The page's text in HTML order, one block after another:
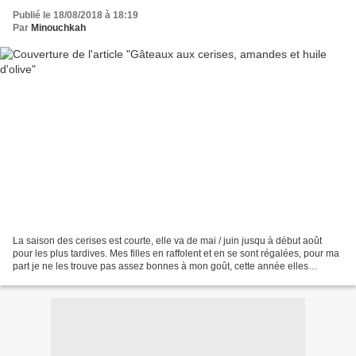
Publié le 18/08/2018 à 18:19
Par Minouchkah
La saison des cerises est courte, elle va de mai / juin jusqu à début août
pour les plus tardives. Mes filles en raffolent et en se sont régalées, pour ma
part je ne les trouve pas assez bonnes à mon goût, cette année elles